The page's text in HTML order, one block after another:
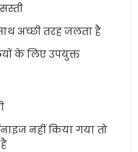
अच्छी तरह जलता है
के लिए उपयुक्त
नहीं किया गया तो